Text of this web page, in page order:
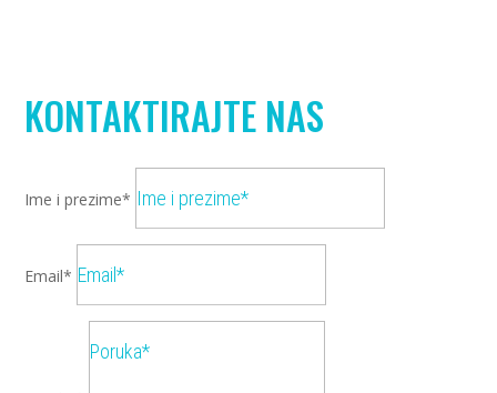
KONTAKTIRAJTE NAS
Ime i prezime*
Email*